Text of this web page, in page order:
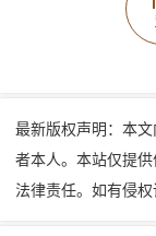
最新版权声明：本
者本人。本站仅提
法律责任。如有侵